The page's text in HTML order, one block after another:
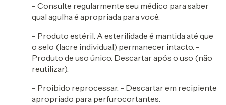
- Consulte regularmente seu médico para saber
qual agulha é apropriada para você.
- Produto estéril. A esterilidade é mantida até que
o selo (lacre individual) permanecer intacto. -
Produto de uso único. Descartar após o uso (não
reutilizar).
- Proibido reprocessar. - Descartar em recipiente
apropriado para perfurocortantes.